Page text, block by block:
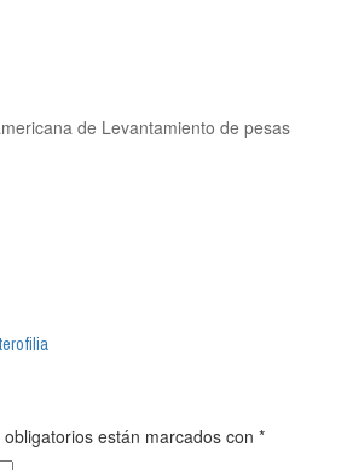
de Levantamiento de pesas
están marcados con *